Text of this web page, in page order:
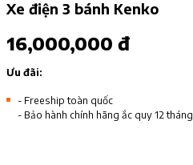
Xe điện 3 bánh Kenko
16,000,000 đ
Ưu đãi:
- Freeship toàn quốc
- Bảo hành chính hãng ắc quy 12 tháng